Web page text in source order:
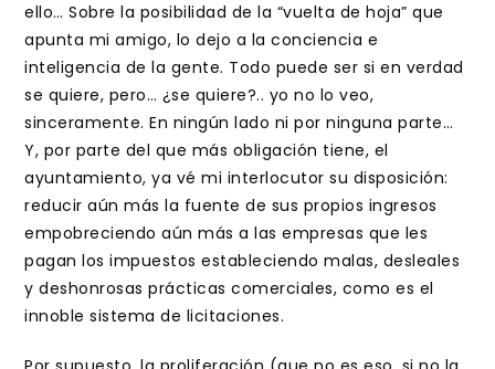
ello… Sobre la posibilidad de la “vuelta de hoja” que
apunta mi amigo, lo dejo a la conciencia e
inteligencia de la gente. Todo puede ser si en verdad
se quiere, pero… ¿se quiere?.. yo no lo veo,
sinceramente. En ningún lado ni por ninguna parte…
Y, por parte del que más obligación tiene, el
ayuntamiento, ya vé mi interlocutor su disposición:
reducir aún más la fuente de sus propios ingresos
empobreciendo aún más a las empresas que les
pagan los impuestos estableciendo malas, desleales
y deshonrosas prácticas comerciales, como es el
innoble sistema de licitaciones.